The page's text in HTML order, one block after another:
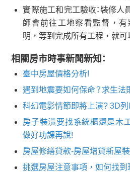
實際施工和完工驗收：裝修
師會前往工地察看監督，
明，等到完成所有工程，就可
相關房市時事新聞新知：
臺中房屋價格分析!
遇到地震要如何保命？求生法
科幻電影情節即將上演? 3D
房子裝潢要找系統櫃還是木
做好功課再說!
房屋修繕貸款-房屋增貸新屋
挑選房屋注意事項，如何找到